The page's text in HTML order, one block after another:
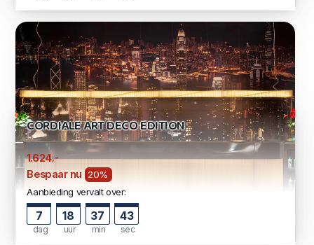
CORDIALE ART DECO EDITION
2030,-
1.624,-
Bespaar nu
20%
Aanbieding vervalt over:
7
dag
18
uur
37
min
42
sec